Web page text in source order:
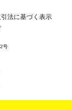
法に基づく表示
号